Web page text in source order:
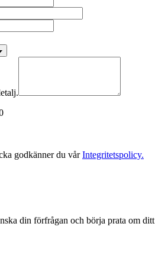
godkänner du vårIntegritetspolicy.
din förfrågan och börja prata om ditt